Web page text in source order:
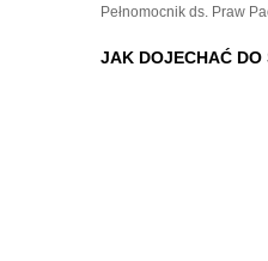
Pełnomocnik ds. Praw
JAK DOJECHAĆ DO